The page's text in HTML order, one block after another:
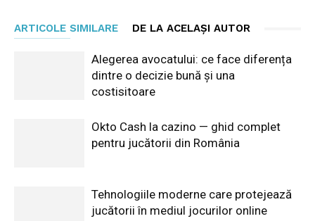
ARTICOLE SIMILARE DE LA ACELAȘI AUTOR
Alegerea avocatului: ce face diferența
dintre o decizie bună și una
costisitoare
Okto Cash la cazino — ghid complet
pentru jucătorii din România
Tehnologiile moderne care protejează
jucătorii în mediul jocurilor online